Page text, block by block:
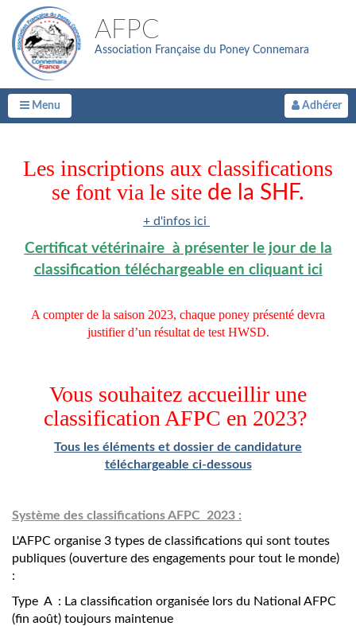
AFPC
Association Française du Poney Connemara
Menu Adhérer
Les inscriptions aux classifications
se font via le site de la SHF.
+ d'infos ici
Certificat vétérinaire à présenter le jour de la
classification téléchargeable en cliquant ici
A compter de la saison 2023, chaque poney présenté devra
justifier d’un résultat de test HWSD.
Vous souhaitez accueillir une
classification AFPC en 2023?
Tous les éléments et dossier de candidature
téléchargeable ci-dessous
Système des classifications AFPC 2023 :
L'AFPC organise 3 types de classifications qui sont toutes
publiques (ouverture des engagements pour tout le monde)
:
Type A : La classification organisée lors du National AFPC
(fin août) toujours maintenue